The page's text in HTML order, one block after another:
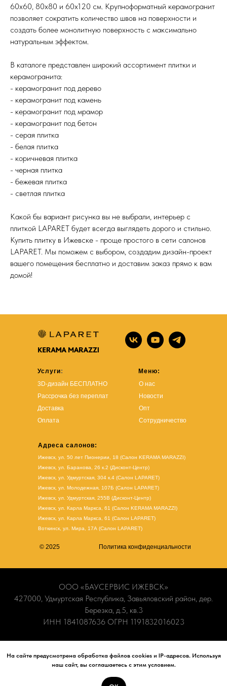
На сайте предусмотрена обработка файлов cookies и IP-адресов. Используя
наш сайт, вы соглашаетесь с этим условием.
60х60, 80х80 и 60х120 см. Крупноформатный керамогранит
позволяет сократить количество швов на поверхности и
создать более монолитную поверхность с максимально
натуральным эффектом.
В каталоге представлен широкий ассортимент плитки и
керамогранита:
- керамогранит под дерево
- керамогранит под камень
- керамогранит под мрамор
- керамогранит под бетон
- серая плитка
- белая плитка
- коричневая плитка
- черная плитка
- бежевая плитка
- светлая плитка
Какой бы вариант рисунка вы не выбрали, интерьер с
плиткой LAPARET будет всегда выглядеть дорого и стильно.
Купить плитку в Ижевске - проще простого в сети салонов
LAPARET. Мы поможем с выбором, создадим дизайн-проект
вашего помещения бесплатно и доставим заказ прямо к вам
домой!
Услуги:
3D-дизайн БЕСПЛАТНО
Рассрочка без переплат
Доставка
Оплата
Меню:
О нас
Новости
Опт
Сотрудничество
Адреса салонов:
Ижевск, ул. 50 лет Пионерии, 18 (Салон KERAMA MARAZZI)
Ижевск, ул. Баранова, 26 к.2 (Дисконт-Центр)
Ижевск, ул. Удмуртская, 304 к.4 (Салон LAPARET)
Ижевск, ул. Молодежная, 107Б (Салон LAPARET)
Ижевск, ул. Удмуртская, 255В (Дисконт-Центр)
Ижевск, ул. Карла Маркса, 61 (Салон KERAMA MARAZZI)
Ижевск, ул. Карла Маркса, 61 (Салон LAPARET)
Воткинск, ул. Мира, 17А (Салон LAPARET)
© 2025 Политика конфиденциальности
ООО «БАУСЕРВИС ИЖЕВСК»
427000, Удмуртская Республика, Завьяловский район, дер.
Березка, д.5, кв.3
ИНН 1841087636 ОГРН 1191832016023
публичной офертой. Наличие и актуальные цены вы можете
уточнить по телефону+7 (965) 840-70-90или в наших
салонах.